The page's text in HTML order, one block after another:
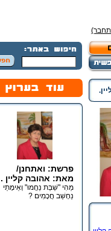
פרשת: ואתחנן/
מאת: אהובה קליין .
מַהִי "שַׁבַּת נַחֲמוּ" וְאֵימָתַי
נֵחָשֵׁב חֲכָמִים ?